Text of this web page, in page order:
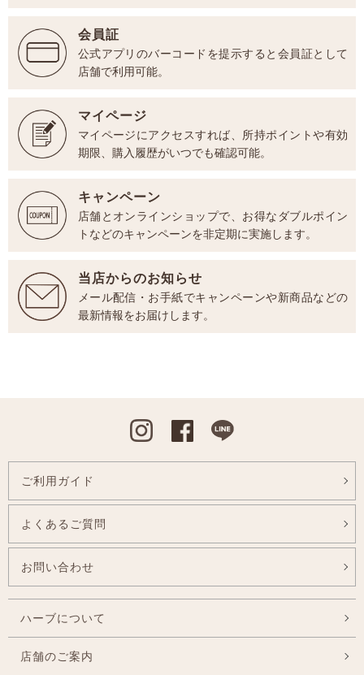
会員証
公式アプリのバーコードを提示すると会員証として
店舗で利用可能。
マイページ
マイページにアクセスすれば、所持ポイントや有効
期限、購入履歴がいつでも確認可能。
キャンペーン
店舗とオンラインショップで、お得なダブルポイン
トなどのキャンペーンを非定期に実施します。
当店からのお知らせ
メール配信・お手紙でキャンペーンや新商品などの
最新情報をお届けします。
Instagram
ご利用ガイド
よくあるご質問
お問い合わせ
ハーブについて
店舗のご案内